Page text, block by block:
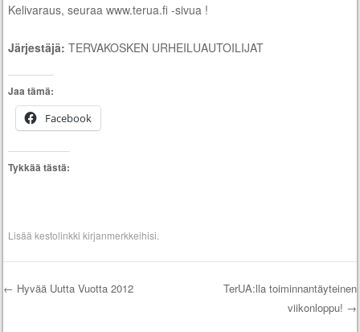
Kelivaraus, seuraa www.terua.fi -sivua !
Järjestäjä:TERVAKOSKEN URHEILUAUTOILIJAT
Jaa tämä:
Facebook
Tykkää tästä:
Lisääkestolinkki kirjanmerkkeihisi.
← Hyvää Uutta Vuotta 2012
TerUA:lla toiminnantäyteinen
viikonloppu! →